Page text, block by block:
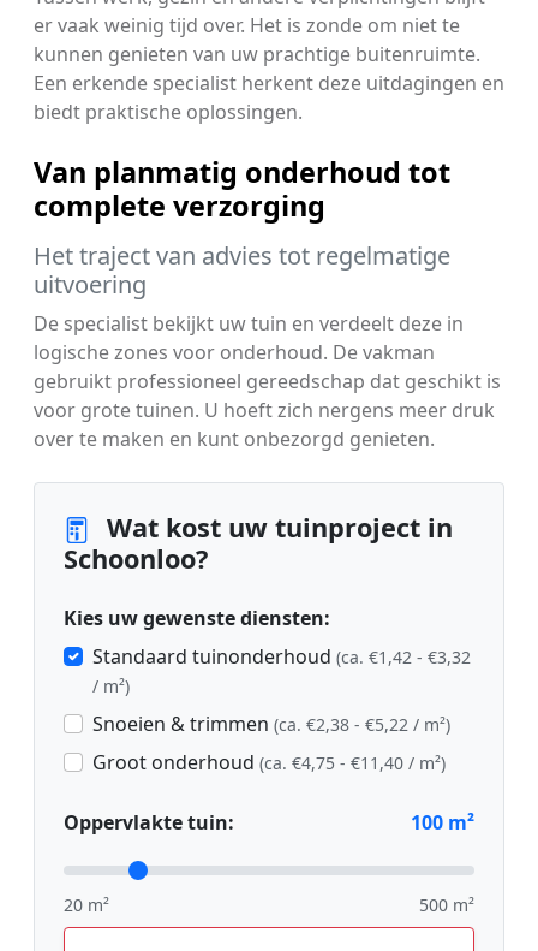
er vaak weinig tijd over. Het is zonde om niet te
kunnen genieten van uw prachtige buitenruimte.
Een erkende specialist herkent deze uitdagingen en
biedt praktische oplossingen.
Van planmatig onderhoud tot
complete verzorging
Het traject van advies tot regelmatige
uitvoering
De specialist bekijkt uw tuin en verdeelt deze in
logische zones voor onderhoud. De vakman
gebruikt professioneel gereedschap dat geschikt is
voor grote tuinen. U hoeft zich nergens meer druk
over te maken en kunt onbezorgd genieten.
Wat kost uw tuinproject in
Schoonloo?
Kies uw gewenste diensten:
Standaard tuinonderhoud (ca. €1,42 - €3,32
/ m²)
Snoeien & trimmen (ca. €2,38 - €5,22 / m²)
Groot onderhoud (ca. €4,75 - €11,40 / m²)
Oppervlakte tuin: 100 m²
20 m² 500 m²